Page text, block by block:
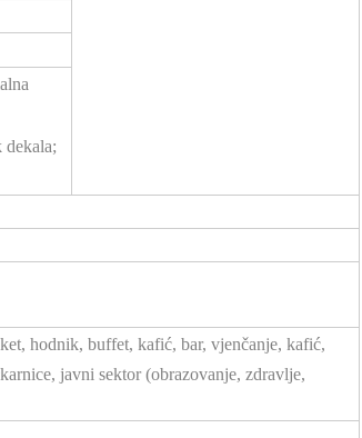
dekala;
hodnik, buffet, kafić, bar, vjenčanje, kafić,
javni sektor (obrazovanje, zdravlje,